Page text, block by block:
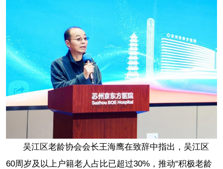
吴江区老龄协会会长王海鹰在致辞中指出，吴江区
60周岁及以上户籍老人占比已超过30%，推动“积极老龄